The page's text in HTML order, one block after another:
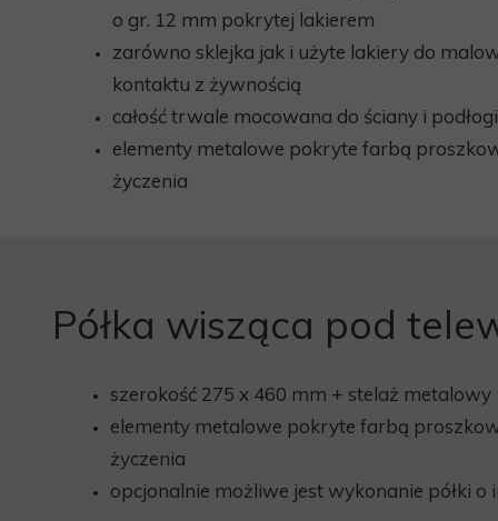
szerokość 275 x 460 mm + stelaż metalowy
elementy metalowe pokryte farbą
życzenia
opcjonalnie możliwe jest wykonanie półki o
o gr. 12 mm pokrytej lakierem
zarówno sklejka jak i użyte lakiery do
kontaktu z żywnością
całość trwale mocowana do ściany i podłogi
elementy metalowe pokryte farbą
życzenia
Półka wisząca pod